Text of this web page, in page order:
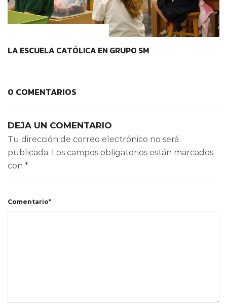
LA ESCUELA CATÓLICA EN GRUPO SM
0 COMENTARIOS
DEJA UN COMENTARIO
Tu dirección de correo electrónico no será
publicada. Los campos obligatorios están marcados
con *
Comentario*